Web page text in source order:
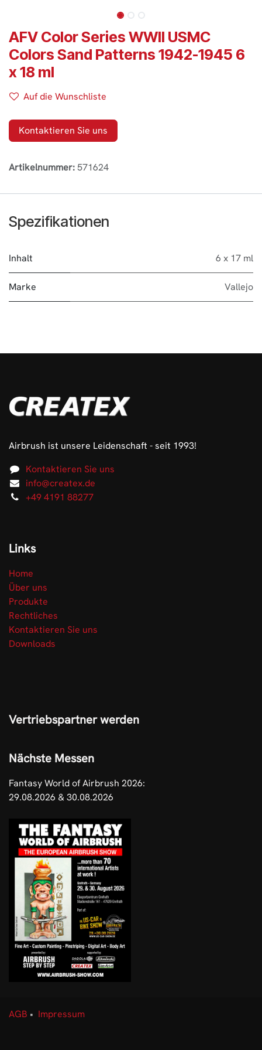
AFV Color Series WWII USMC
Colors Sand Patterns 1942-1945 6
x 18 ml
Auf die Wunschliste
Kontaktieren Sie uns
Artikelnummer:571624
Spezifikationen
Inhalt 6 x 17 ml
Marke Vallejo
Airbrush ist unsere Leidenschaft - seit 1993!
Kontaktieren Sie uns
info@createx.de
+49 4191 88277
Links
Home
Über uns
Produkte
Rechtliches
Kontaktieren Sie uns
Downloads
Vertriebspartner werden
Nächste Messen
Fantasy World of Airbrush 2026:
29.08.2026 & 30.08.2026
AGB • Impressum